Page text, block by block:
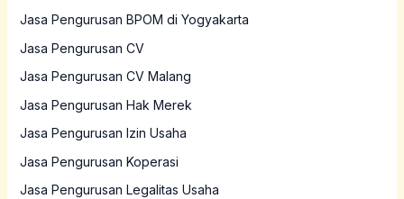
Jasa Pengurusan BPOM di Yogyakarta
Jasa Pengurusan CV
Jasa Pengurusan CV Malang
Jasa Pengurusan Hak Merek
Jasa Pengurusan Izin Usaha
Jasa Pengurusan Koperasi
Jasa Pengurusan Legalitas Usaha